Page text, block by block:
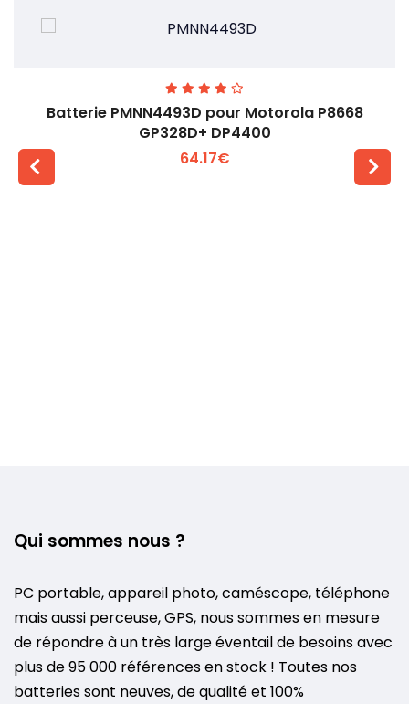
Batterie PMNN4493D pour Motorola P8668
GP328D+ DP4400
64.17€
Qui sommes nous ?
PC portable, appareil photo, caméscope, téléphone
mais aussi perceuse, GPS, nous sommes en mesure
de répondre à un très large éventail de besoins avec
plus de 95 000 références en stock ! Toutes nos
batteries sont neuves, de qualité et 100%